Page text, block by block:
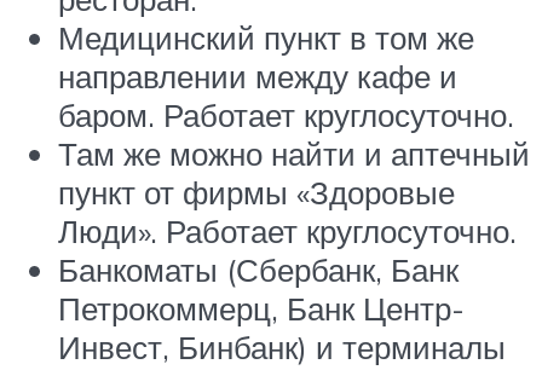
Медицинский пункт в том же
направлении между кафе и
баром. Работает круглосуточно.
Там же можно найти и аптечный
пункт от фирмы «Здоровые
Люди». Работает круглосуточно.
Банкоматы (Сбербанк, Банк
Петрокоммерц, Банк Центр-
Инвест, Бинбанк) и терминалы